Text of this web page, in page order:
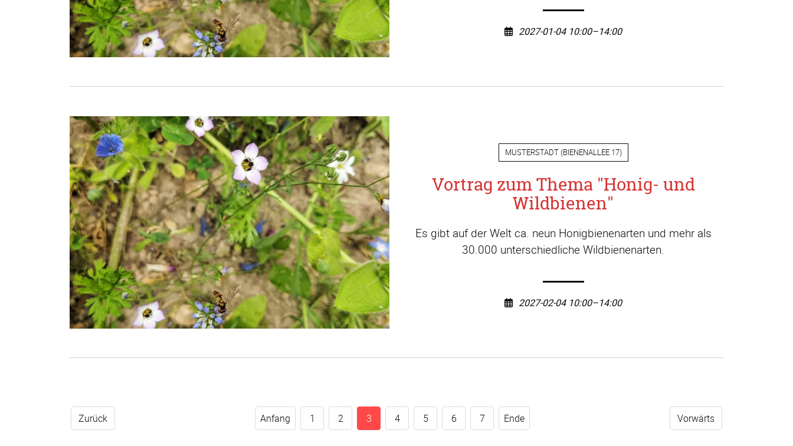
2027-01-04 10:00–14:00
MUSTERSTADT(BIENENALLEE 17)
Vortrag zum Thema "Honig- und
Wildbienen"
Es gibt auf der Welt ca. neun Honigbienenarten und mehr als
30.000 unterschiedliche Wildbienenarten.
2027-02-04 10:00–14:00
Zurück Vorwärts
Anfang 1 2 3 4 5 6 7 Ende